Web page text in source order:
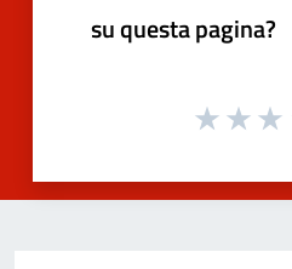
su questa pagina?